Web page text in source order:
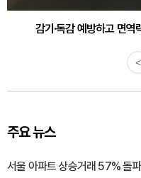
감기·독감 예방하고 면
<
주요 뉴스
서울 아파트 상승거래 57% 돌